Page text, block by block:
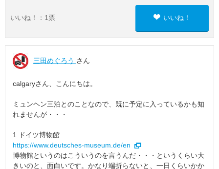
いいね！： 1 票 いいね！
三田めぐろう さん
calgaryさん、こんにちは。
ミュンヘン三泊とのことなので、既に予定に入っているかも知
れませんが・・・
1.ドイツ博物館
https://www.deutsches-museum.de/en
博物館というのはこういうのを言うんだ・・・というくらい大
きいのと、面白いです。かなり端折らないと、一日くらいかか